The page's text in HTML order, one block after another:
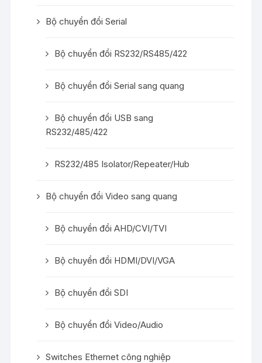
Bộ chuyển đổi Serial
Bộ chuyển đổi RS232/RS485/422
Bộ chuyển đổi Serial sang quang
Bộ chuyển đổi USB sang
RS232/485/422
RS232/485 Isolator/Repeater/Hub
Bộ chuyển đổi Video sang quang
Bộ chuyển đổi AHD/CVI/TVI
Bộ chuyển đổi HDMI/DVI/VGA
Bộ chuyển đổi SDI
Bộ chuyển đổi Video/Audio
Switches Ethernet công nghiệp